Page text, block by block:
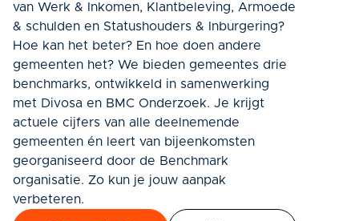
van Werk & Inkomen, Klantbeleving, Armoede
& schulden en Statushouders & Inburgering?
Hoe kan het beter? En hoe doen andere
gemeenten het? We bieden gemeentes drie
benchmarks, ontwikkeld in samenwerking
met Divosa en BMC Onderzoek. Je krijgt
actuele cijfers van alle deelnemende
gemeenten én leert van bijeenkomsten
georganiseerd door de Benchmark
organisatie. Zo kun je jouw aanpak
verbeteren.